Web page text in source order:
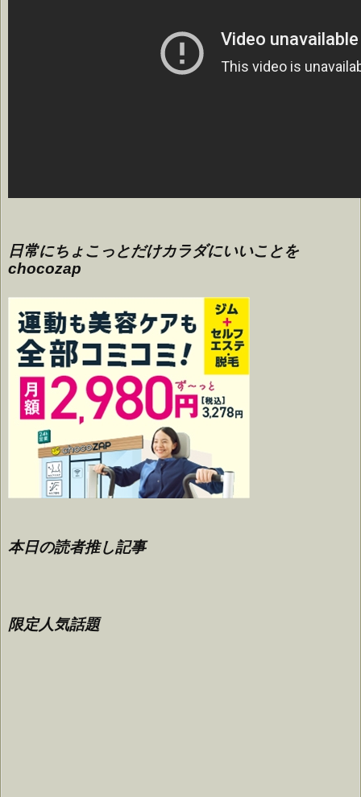
日常にちょこっとだけカラダにいいことを
chocozap
本日の読者推し記事
限定人気話題